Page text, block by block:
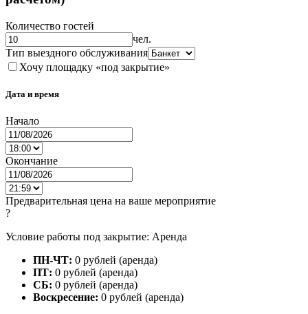
Количество гостей
чел.
Тип выездного обслуживания
Хочу площадку «под закрытие»
Дата и время
Начало
Окончание
Предварительная цена на ваше мероприятие
?
Условие работы под закрытие: Аренда
ПН-ЧТ: 0 рублей (аренда)
ПТ: 0 рублей (аренда)
СБ: 0 рублей (аренда)
Воскресение: 0 рублей (аренда)